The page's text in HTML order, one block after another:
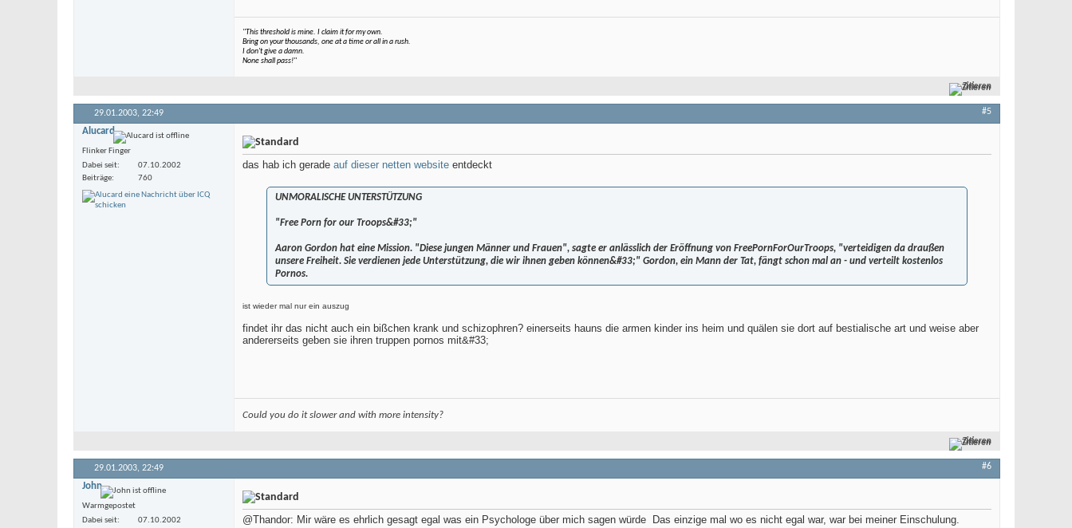
"This threshold is mine. I claim it for my own.
Bring on your thousands, one at a time or all in a rush.
I don't give a damn.
None shall pass!"
Zitieren
29.01.2003, 22:49 #5
Alucard
Flinker Finger
Dabei seit
07.10.2002
Beiträge
760
das hab ich gerade auf dieser netten website entdeckt
UNMORALISCHE UNTERSTÜTZUNG
"Free Porn for our Troops&#33;"
Aaron Gordon hat eine Mission. "Diese jungen Männer und Frauen", sagte er anlässlich der Eröffnung von FreePornForOurTroops, "verteidigen da draußen
unsere Freiheit. Sie verdienen jede Unterstützung, die wir ihnen geben können&#33;" Gordon, ein Mann der Tat, fängt schon mal an - und verteilt kostenlos
Pornos.
ist wieder mal nur ein auszug
findet ihr das nicht auch ein bißchen krank und schizophren? einerseits hauns die armen kinder ins heim und quälen sie dort auf bestialische art und weise aber
andererseits geben sie ihren truppen pornos mit&#33;
Could you do it slower and with more intensity?
Zitieren
29.01.2003, 22:49 #6
John
Warmgepostet
Dabei seit
07.10.2002
@Thandor: Mir wäre es ehrlich gesagt egal was ein Psychologe über mich sagen würde
Das einzige mal wo es nicht egal war, war bei meiner Einschulung.